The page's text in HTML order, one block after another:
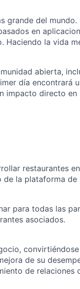
grande del mundo.
en
Haciendo la vida
abierta,
día encontrará
impacto directo en
restaurantes
la plataforma de
para todas las
asociados.
de su
de relaciones